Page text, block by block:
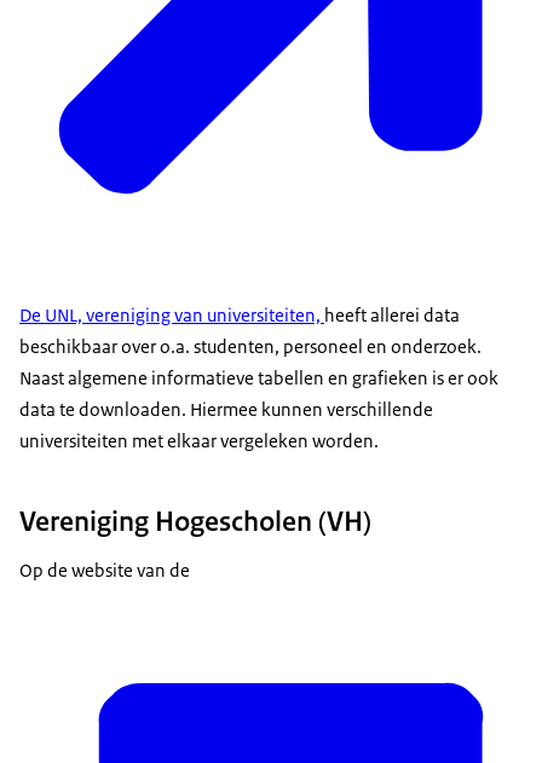
De UNL, vereniging van universiteiten, heeft allerei data
beschikbaar over o.a. studenten, personeel en onderzoek.
Naast algemene informatieve tabellen en grafieken is er ook
data te downloaden. Hiermee kunnen verschillende
universiteiten met elkaar vergeleken worden.
Vereniging Hogescholen (VH)
Op de website van de